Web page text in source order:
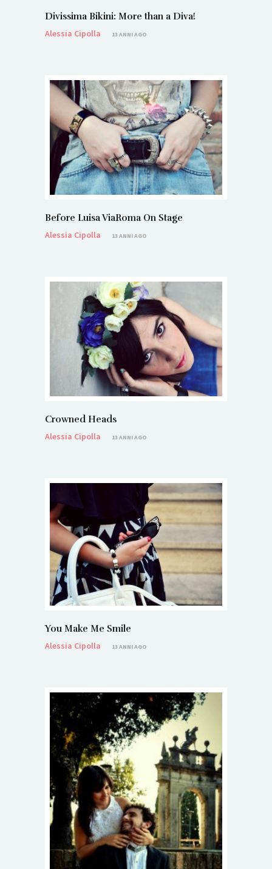
Divissima Bikini: More than a Diva!
Alessia Cipolla
13 ANNI AGO
Before Luisa ViaRoma On Stage
Alessia Cipolla
13 ANNI AGO
Crowned Heads
Alessia Cipolla
13 ANNI AGO
You Make Me Smile
Alessia Cipolla
13 ANNI AGO